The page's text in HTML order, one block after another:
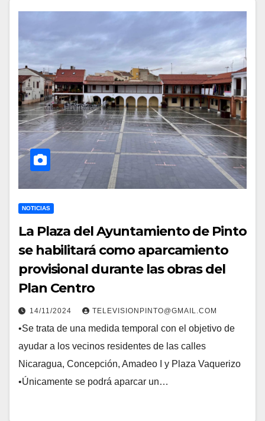
NOTICIAS
La Plaza del Ayuntamiento de Pinto
se habilitará como aparcamiento
provisional durante las obras del
Plan Centro
14/11/2024 TELEVISIONPINTO@GMAIL.COM
•Se trata de una medida temporal con el objetivo de
ayudar a los vecinos residentes de las calles
Nicaragua, Concepción, Amadeo I y Plaza Vaquerizo
•Únicamente se podrá aparcar un…